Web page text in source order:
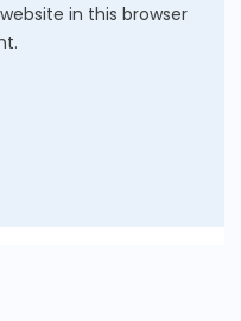
in this browser